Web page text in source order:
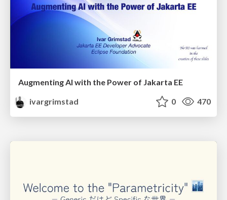
Augmenting AI with the Power of Jakarta EE
ivargrimstad
0 470